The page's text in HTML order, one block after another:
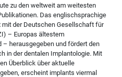
zu den weltweit am weitesten
Das englischsprachige
der Deutschen Gesellschaft für
– Europas ältestem
herausgegeben und fördert den
in der dentalen Implantologie. Mit
Überblick über aktuelle
erscheint implants viermal